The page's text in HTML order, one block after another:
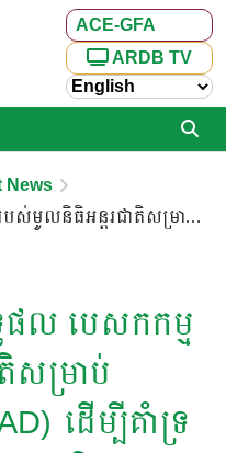
ACE-GFA
ARDB TV
News
កិច្ចប្រជុំបូកសរុបលទ្ធផល បេសកកម្មរបស់មូលនិធិអន្តរជាតិសម្រាប់អភិវឌ្ឍន៍កសិកម្ម (IFAD) ដើម្បីគាំទ្រការអនុវត្តកម្មវិធីគាំទ្រសេដ្ឋកិច្ចជនបទ និងពាណិជ្ជកម្មផលិតផលកសិកម្ម (ASPIRE-AT)
ផល បេសកកម្ម
សម្រាប់
ដើម្បីគាំទ្រ